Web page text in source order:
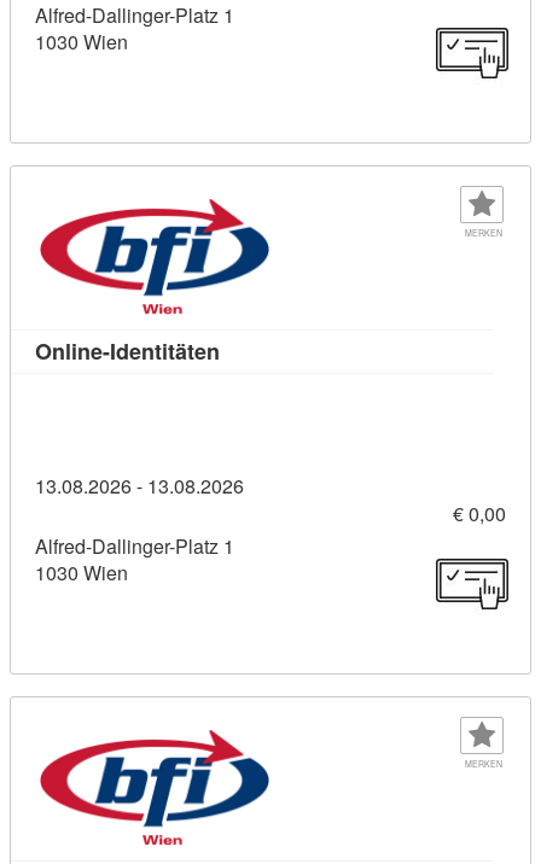
Alfred-Dallinger-Platz 1
1030 Wien
MERKEN
Online-Identitäten
13.08.2026 - 13.08.2026
€ 0,00
Alfred-Dallinger-Platz 1
1030 Wien
MERKEN